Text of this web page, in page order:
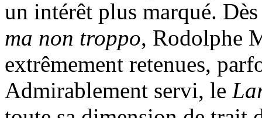
un intérêt plus marqué.
ma non troppo, Rodolphe
extrêmement retenues,
Admirablement servi, le